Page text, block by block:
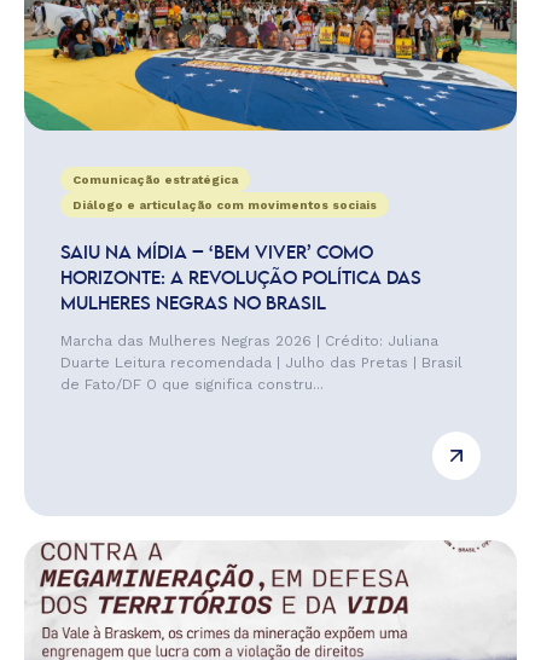
Comunicação estratégica
Diálogo e articulação com movimentos sociais
SAIU NA MÍDIA – ‘BEM VIVER’ COMO
HORIZONTE: A REVOLUÇÃO POLÍTICA DAS
MULHERES NEGRAS NO BRASIL
Marcha das Mulheres Negras 2026 | Crédito: Juliana
Duarte Leitura recomendada | Julho das Pretas | Brasil
de Fato/DF O que significa constru...